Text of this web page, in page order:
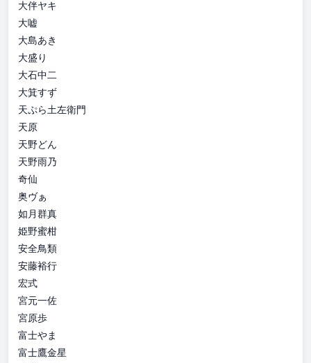
大伴ヤキ
大嘘
大島あき
大盛り
大石中二
大箕すず
天ぷら土左衛門
天原
天野どん
天野雨乃
奇仙
奥ヴぁ
如月群真
姫野蜜柑
安全鳥類
安藤裕行
宏式
宮元一佐
宮原歩
富士やま
富士鷹金星